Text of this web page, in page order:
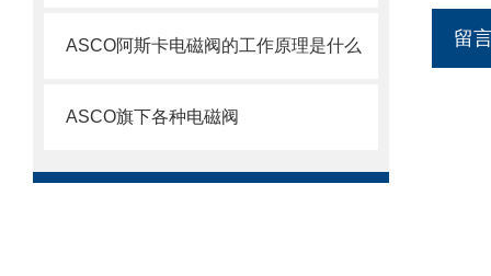
ASCO阿斯卡电磁阀的工作原理是什么
ASCO旗下各种电磁阀
留